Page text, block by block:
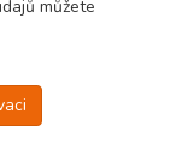
můžete